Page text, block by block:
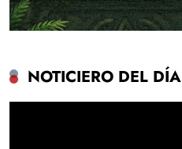
NOTICIERO DEL DÍA